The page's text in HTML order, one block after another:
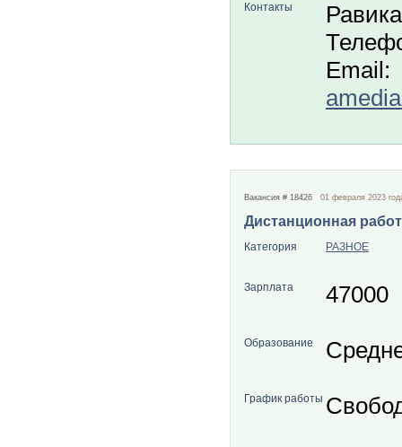
Контакты
Email:
Вакансия # 18426 01 февраля 2023
Дистанционная
Категория РАЗНОЕ
Зарплата 47000
Образование
График работы